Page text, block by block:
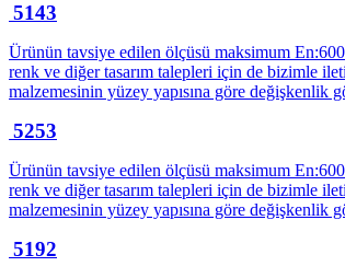
5143
Ürünün tavsiye edilen ölçüsü maksimum
renk ve diğer tasarım talepleri için de bizimle
malzemesinin yüzey yapısına göre değişkenlik
5253
Ürünün tavsiye edilen ölçüsü maksimum
renk ve diğer tasarım talepleri için de bizimle
malzemesinin yüzey yapısına göre değişkenlik
5192